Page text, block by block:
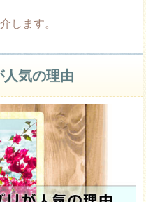
します。
気の理由